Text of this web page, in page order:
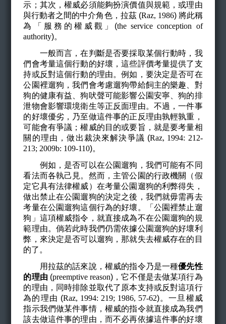
示；其次，權威必須能夠扮演價值與規範，或理由
與行動者之間的中介角色，拉茲 (Raz, 1986) 將此稱
為「服務的權威觀」(the service conception of
authority)。
一般而言，在判斷是否要採取某個行動時，我
們會考量這個行動的好壞，這些評價考量提供了支
持或反對這個行動的理由。例如，要決定是否可在
公園裡遛狗，我們會考慮遛狗帶給飼主的樂趣、對
狗的健康有益、狗吠聲可能影響公園安寧、狗的排
泄物會影響環境衛生等正反面理由。不過，一件事
的好壞優劣，乃至做這件事的正反理由孰輕孰重，
可能會有爭議；權威的目的或要旨，就是要考量相
關的理由，做出裁決來解決爭議 (Raz, 1994: 212-
213; 2009b: 109-110)。
例如，是否可以在公園遛狗，我們可能有不同
看法而各執己見。然而，主管公園的行政機關（假
定它具有法律權威）在考量公園遛狗的利弊得失，
做出禁止在公園遛狗的決定之後，我們就毋需再去
考量在公園遛狗這個行為的好壞。「公園裡禁止遛
狗」這項權威指令，就直接成為不在公園遛狗的規
範理由。倘若此時我們仍需依據公園遛狗的好壞利
弊，來決定是否可以遛狗，那就失去權威存在的目
的了。
用拉茲的話來說，權威的指令乃是一種優先性
的理由 (preemptive reason) ，它不僅是去做某項行為
的理由，同時排除並取代了原本支持或反對這項行
為的理由 (Raz, 1994: 219; 1986, 57-62)。一旦權威
指示我們做某件事情，權威的指令就直接成為我們
該去做這件事的理由，而不必再依據這件事的好壞